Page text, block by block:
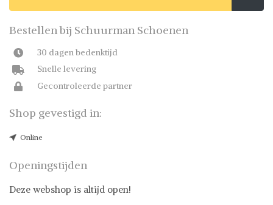
Bestellen bij Schuurman Schoenen
30 dagen bedenktijd
Snelle levering
Gecontroleerde partner
Shop gevestigd in:
Online
Openingstijden
Deze webshop is altijd open!